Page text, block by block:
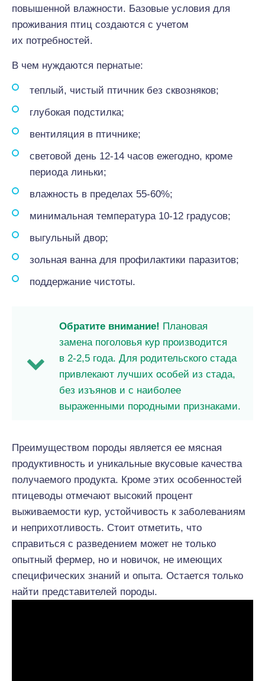
повышенной влажности. Базовые условия для
проживания птиц создаются с учетом
их потребностей.
В чем нуждаются пернатые:
теплый, чистый птичник без сквозняков;
глубокая подстилка;
вентиляция в птичнике;
световой день 12-14 часов ежегодно, кроме
периода линьки;
влажность в пределах 55-60%;
минимальная температура 10-12 градусов;
выгульный двор;
зольная ванна для профилактики паразитов;
поддержание чистоты.
Обратите внимание! Плановая
замена поголовья кур производится
в 2-2,5 года. Для родительского стада
привлекают лучших особей из стада,
без изъянов и с наиболее
выраженными породными признаками.
Преимуществом породы является ее мясная
продуктивность и уникальные вкусовые качества
получаемого продукта. Кроме этих особенностей
птицеводы отмечают высокий процент
выживаемости кур, устойчивость к заболеваниям
и неприхотливость. Стоит отметить, что
справиться с разведением может не только
опытный фермер, но и новичок, не имеющих
специфических знаний и опыта. Остается только
найти представителей породы.